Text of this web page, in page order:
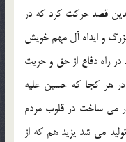
بدين قصد حركت كرد كه در
و ايداه آل مهم خويش
در راه دفاع از حق و حريت
در هر كجا كه حسين عليه
مى ساخت در قلوب مردم
مى شد يزيد هم كه از